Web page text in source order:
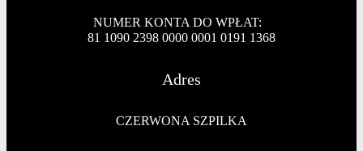
NUMER KONTA DO WPŁAT:
81 1090 2398 0000 0001 0191 1368
Adres
CZERWONA SZPILKA